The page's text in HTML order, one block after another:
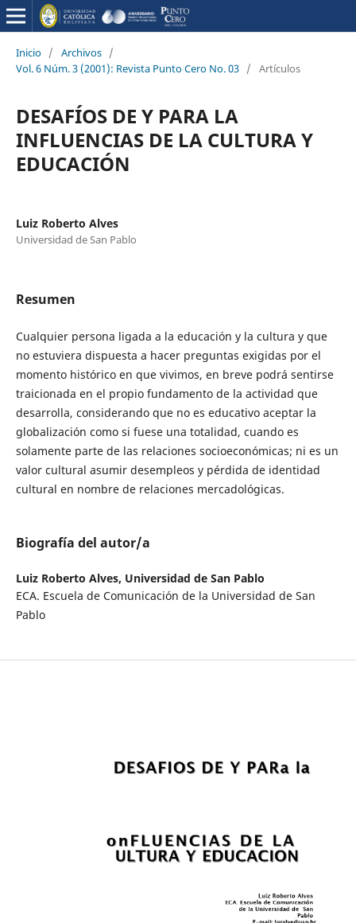
Inicio / Archivos /
Vol. 6 Núm. 3 (2001): Revista Punto Cero No. 03 / Artículos
DESAFÍOS DE Y PARA LA
INFLUENCIAS DE LA CULTURA Y
EDUCACIÓN
Luiz Roberto Alves
Universidad de San Pablo
Resumen
Cualquier persona ligada a la educación y la cultura y que
no estuviera dispuesta a hacer preguntas exigidas por el
momento histórico en que vivimos, en breve podrá sentirse
traicionada en el propio fundamento de la actividad que
desarrolla, considerando que no es educativo aceptar la
globalización como si fuese una totalidad, cuando es
solamente parte de las relaciones socioeconómicas; ni es un
valor cultural asumir desempleos y pérdida de identidad
cultural en nombre de relaciones mercadológicas.
Biografía del autor/a
Luiz Roberto Alves, Universidad de San Pablo
ECA. Escuela de Comunicación de la Universidad de San
Pablo